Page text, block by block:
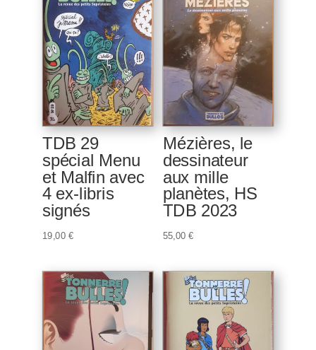
TDB 29
spécial Menu
et Malfin avec
4 ex-libris
signés
19,00 €
Mézières, le
dessinateur
aux mille
planètes, HS
TDB 2023
55,00€